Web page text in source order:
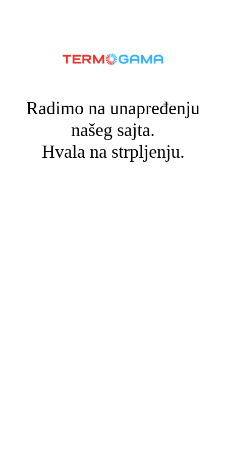
Radimo na unapređenju
našeg sajta.
Hvala na strpljenju.